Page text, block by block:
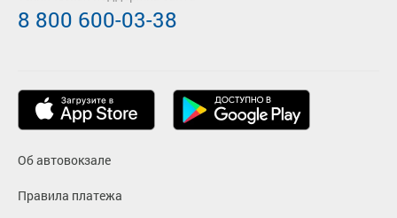
Об автовокзале
Правила платежа
8 800 600-03-38